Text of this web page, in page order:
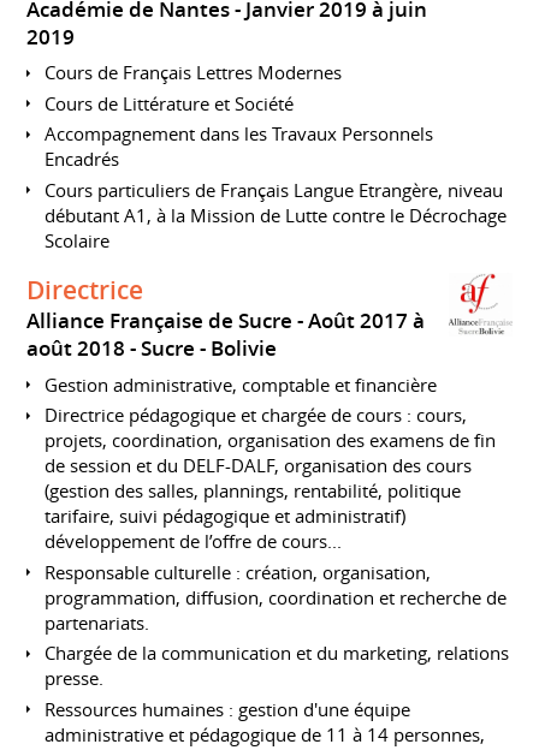
Académie de Nantes
Janvier 2019 à juin
2019
Cours de Français Lettres Modernes
Cours de Littérature et Société
Accompagnement dans les Travaux Personnels
Encadrés
Cours particuliers de Français Langue Etrangère, niveau
débutant A1, à la Mission de Lutte contre le Décrochage
Scolaire
Directrice
Alliance Française de Sucre
Août 2017 à
août 2018 Sucre Bolivie
Gestion administrative, comptable et financière
Directrice pédagogique et chargée de cours : cours,
projets, coordination, organisation des examens de fin
de session et du DELF-DALF, organisation des cours
(gestion des salles, plannings, rentabilité, politique
tarifaire, suivi pédagogique et administratif)
développement de l’offre de cours...
Responsable culturelle : création, organisation,
programmation, diffusion, coordination et recherche de
partenariats.
Chargée de la communication et du marketing, relations
presse.
Ressources humaines : gestion d'une équipe
administrative et pédagogique de 11 à 14 personnes,